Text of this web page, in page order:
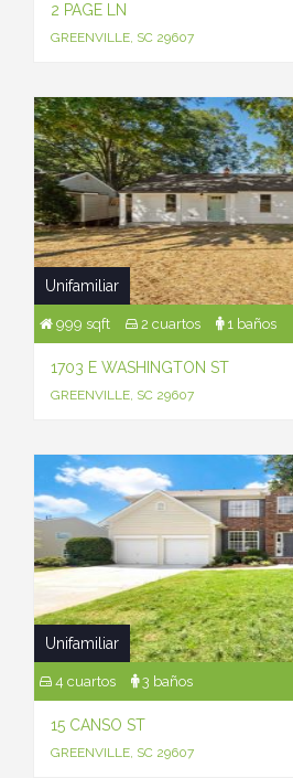
2 PAGE LN
GREENVILLE, SC 29607
Unifamiliar
999 sqft 2 cuartos 1 baños
1703 E WASHINGTON ST
GREENVILLE, SC 29607
Unifamiliar
4 cuartos 3 baños
15 CANSO ST
GREENVILLE, SC 29607